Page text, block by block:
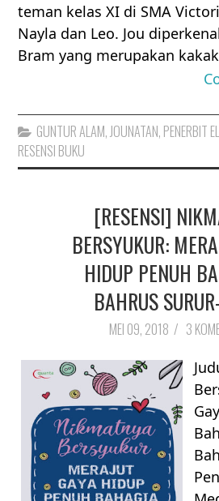
teman kelas XI di SMA
Nayla dan Leo. Jou
Bram yang merupakan
GUNTUR ALAM, JOUNATAN, PENERBIT
RESENSI BUKU
[RESENSI]
BERSYUKUR:
HIDUP PENUH
BAHRUS
MEI 09, 2018 / 3